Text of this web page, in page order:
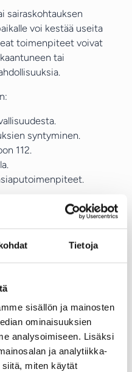
Tietoja
sisällön ja mainosten
ominaisuuksien
analysoimiseen. Lisäksi
ja analytiikka-
miten käytät
sairaskohtauksen
voi kestää useita
toimenpiteet voivat
tai
syntyminen.
112.
hengityksen
aloittaminen voi olla
taitoja,
aikana. Ongelma
taidot